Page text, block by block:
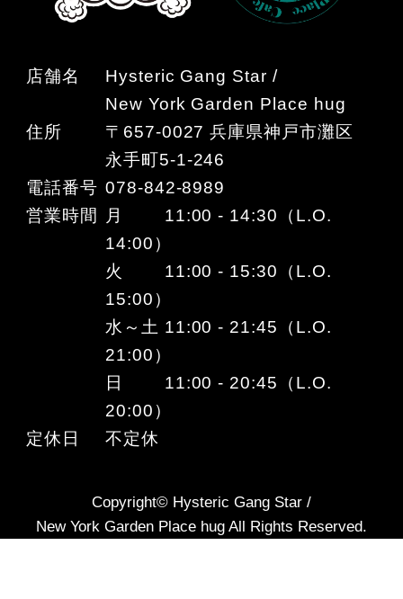
店舗名
Hysteric Gang Star /
New York Garden Place hug
住所
〒657-0027 兵庫県神戸市灘区
永手町5-1-246
電話番号 078-842-8989
営業時間
月 11:00 - 14:30（L.O.
14:00）
火 11:00 - 15:30（L.O.
15:00）
水～土 11:00 - 21:45（L.O.
21:00）
日 11:00 - 20:45（L.O.
20:00）
定休日
不定休
Copyright© Hysteric Gang Star /
New York Garden Place hug All Rights Reserved.